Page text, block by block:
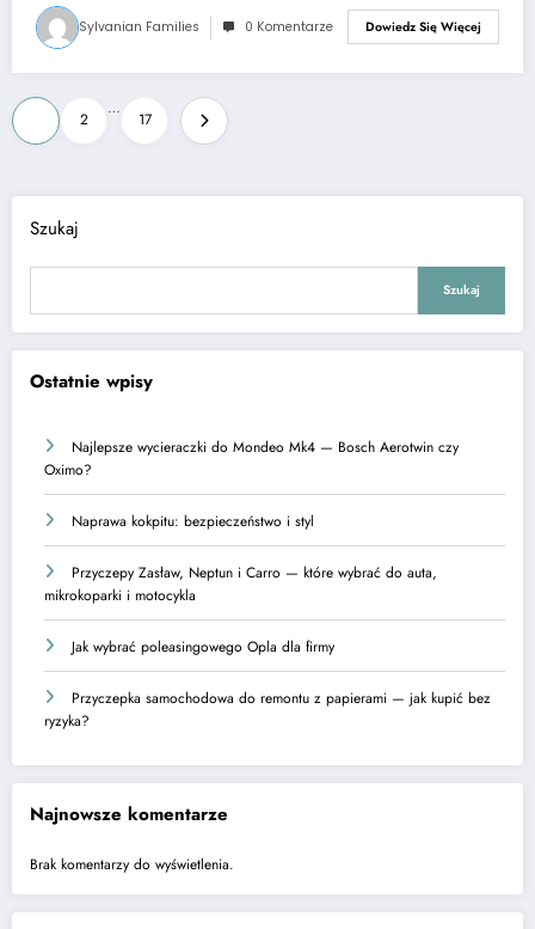
Sylvanian Families 0 Komentarze Dowiedz Się Więcej
Stronicowanie
wpisów
2
…
17
Szukaj
Szukaj
Ostatnie wpisy
Najlepsze wycieraczki do Mondeo Mk4 — Bosch Aerotwin czy
Oximo?
Naprawa kokpitu: bezpieczeństwo i styl
Przyczepy Zasław, Neptun i Carro — które wybrać do auta,
mikrokoparki i motocykla
Jak wybrać poleasingowego Opla dla firmy
Przyczepka samochodowa do remontu z papierami — jak kupić bez
ryzyka?
Najnowsze komentarze
Brak komentarzy do wyświetlenia.